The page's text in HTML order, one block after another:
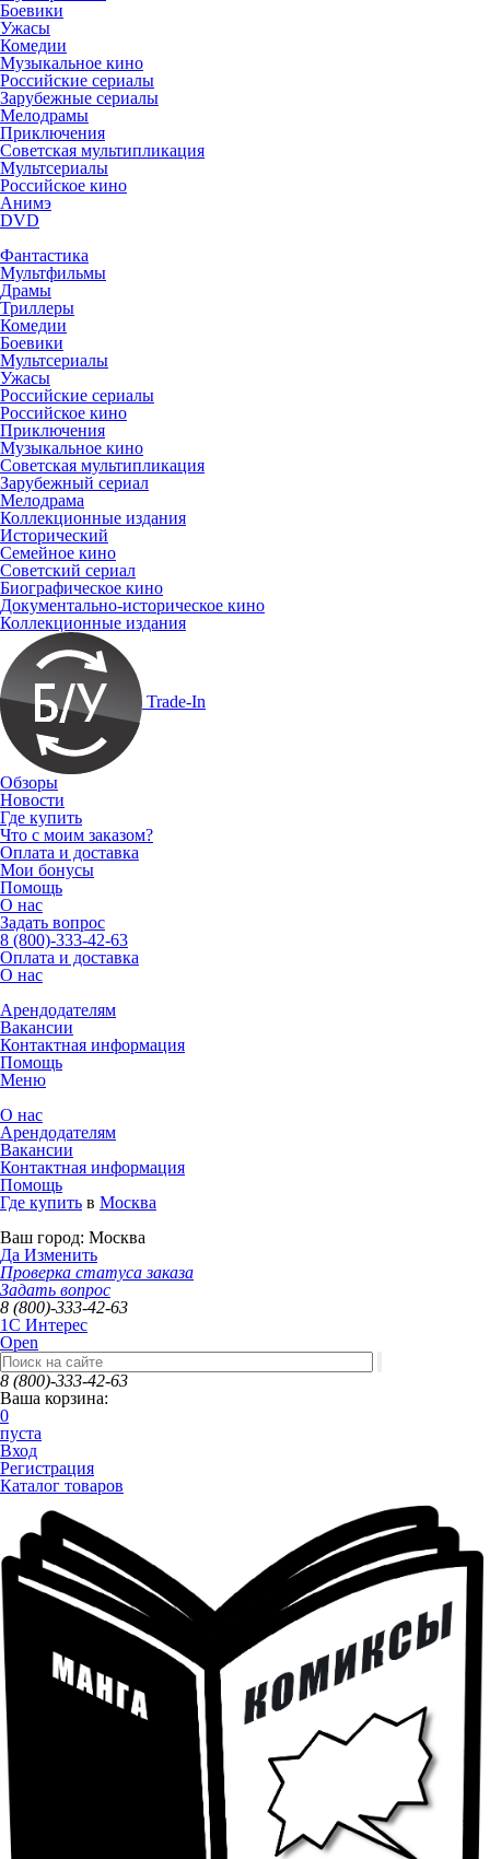
Боевики
Ужасы
Комедии
Музыкальное кино
Российские сериалы
Зарубежные сериалы
Мелодрамы
Приключения
Советская мультипликация
Мультсериалы
Российское кино
Анимэ
DVD
Фантастика
Мультфильмы
Драмы
Триллеры
Комедии
Боевики
Мультсериалы
Ужасы
Российские сериалы
Российское кино
Приключения
Музыкальное кино
Советская мультипликация
Зарубежный сериал
Мелодрама
Коллекционные издания
Исторический
Семейное кино
Советский сериал
Биографическое кино
Документально-историческое кино
Коллекционные издания
Trade-In
Обзоры
Новости
Где купить
Что с моим заказом?
Оплата и доставка
Мои бонусы
Помощь
О нас
Задать вопрос
8 (800)-333-42-63
Оплата и доставка
О нас
Арендодателям
Вакансии
Контактная информация
Помощь
Меню
О нас
Арендодателям
Вакансии
Контактная информация
Помощь
Где купить в Москва
Ваш город: Москва
Да Изменить
Проверка статуса заказа
Задать вопрос
8 (800)-333-42-63
1C Интерес
Open
8 (800)-333-42-63
Ваша корзина:
0
пуста
Вход
Регистрация
Каталог товаров